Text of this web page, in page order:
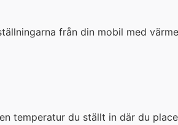
från din mobil med
temperatur du ställt in där du